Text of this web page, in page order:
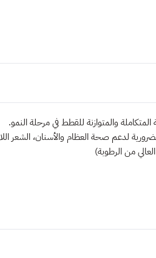
والمتوازنة للقطط في مرحلة النمو.
لدعم صحة العظام والأسنان،
من الرطوبة)